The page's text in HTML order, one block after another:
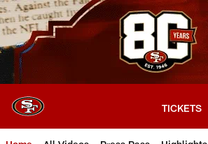
Skip
to
main
content
TICKETS